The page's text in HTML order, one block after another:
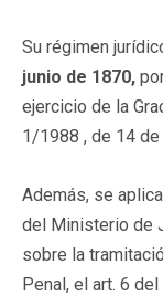
Su régimen
junio de 1870,
ejercicio de la
1/1988 , de 14 de
Además, se
del Ministerio de
sobre la
Penal, el art. 6